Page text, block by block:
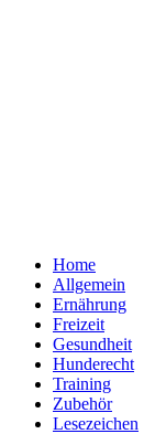
Home
Allgemein
Ernährung
Freizeit
Gesundheit
Hunderecht
Training
Zubehör
Lesezeichen